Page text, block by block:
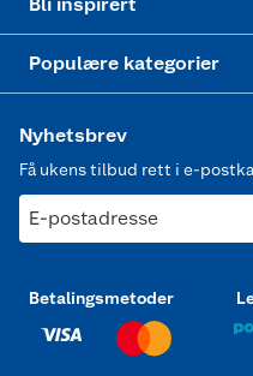
Populære kategorier
Nyhetsbrev
Få ukens tilbud rett i e-
E-postadresse
Betalingsmetoder